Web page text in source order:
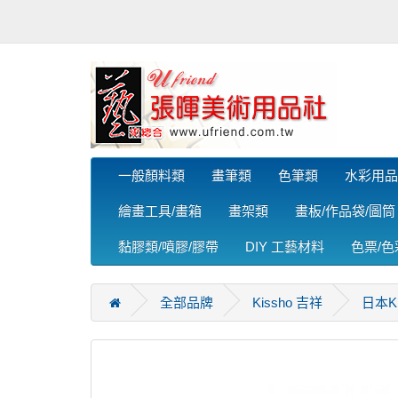
一般顏料類 畫筆類 色筆類 水彩用品
繪畫工具/畫箱 畫架類 畫板/作品袋/圖筒
黏膠類/噴膠/膠帶 DIY 工藝材料 色票/色
全部品牌 Kissho 吉祥 日本